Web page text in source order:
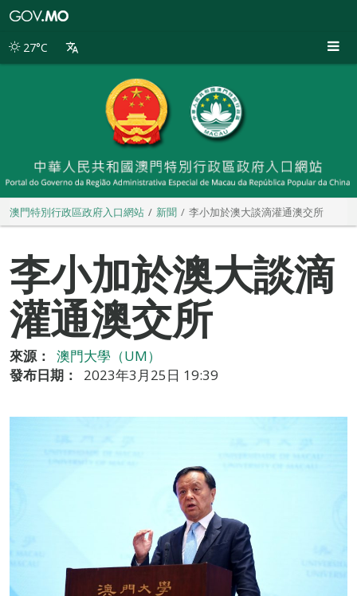
別
27°C
澳門特別行政區政府入口網站 新聞 李小加於澳大談滴灌通澳交所
李小加於澳大談滴
灌通澳交所
來源：
澳門大學（UM）
發布日期：
2023年3月25日 19:39